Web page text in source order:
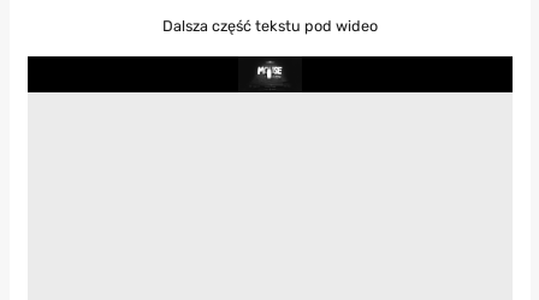
Dalsza część tekstu pod wideo
Play